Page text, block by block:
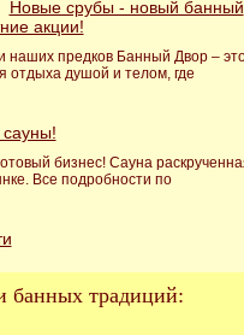
Новые срубы - новый банный
акции!
наших предков Банный Двор –
отдыха душой и телом, где
бизнес! Сауна
Все подробности по
банных традиций: